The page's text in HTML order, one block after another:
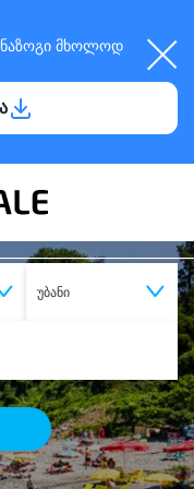
მხოლოდ
უბანი